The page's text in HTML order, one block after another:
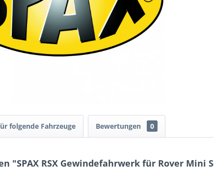
folgende Fahrzeuge Bewertungen 0
"SPAX RSX Gewindefahrwerk für Rover Mini